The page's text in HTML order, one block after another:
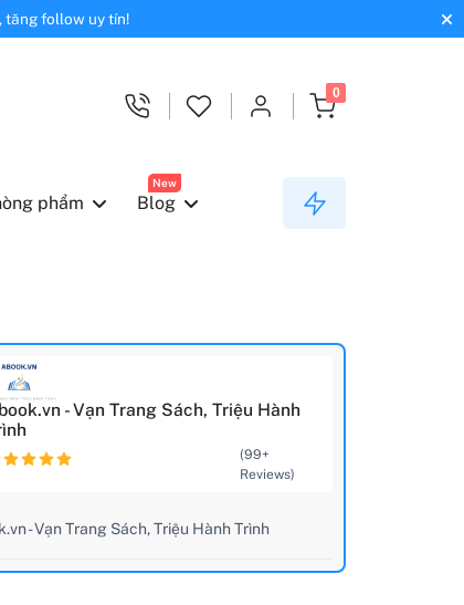
tăng follow uy tín!
0
phẩm
New
Blog
- Vạn Trang Sách, Triệu Hành
(99+
Reviews)
- Vạn Trang Sách, Triệu Hành Trình